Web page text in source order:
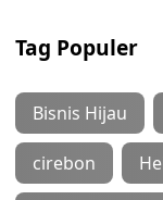
Tag Populer
Bisnis Hijau
cirebon